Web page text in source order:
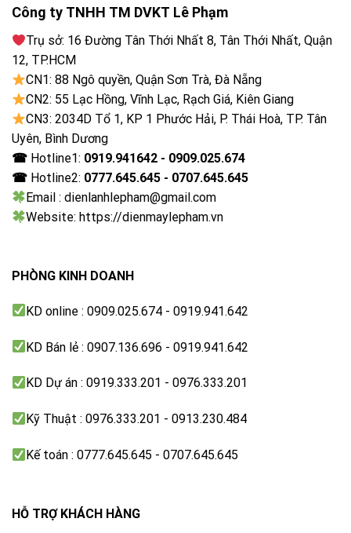
Công ty TNHH TM DVKT Lê Phạm
Trụ sở: 16 Đường Tân Thới Nhất 8, Tân Thới Nhất, Quận
12, TP.HCM
CN1: 88 Ngô quyền, Quận Sơn Trà, Đà Nẵng
CN2: 55 Lạc Hồng, Vĩnh Lạc, Rạch Giá, Kiên Giang
CN3: 2034D Tổ 1, KP 1 Phước Hải, P. Thái Hoà, TP. Tân
Uyên, Bình Dương
☎ Hotline1: 0919.941642 - 0909.025.674
☎ Hotline2: 0777.645.645 - 0707.645.645
Email : dienlanhlepham@gmail.com
Website: https://dienmaylepham.vn
PHÒNG KINH DOANH
KD online : 0909.025.674 - 0919.941.642
KD Bán lẻ : 0907.136.696 - 0919.941.642
KD Dự án : 0919.333.201 - 0976.333.201
Kỹ Thuật : 0976.333.201 - 0913.230.484
Kế toán : 0777.645.645 - 0707.645.645
HỖ TRỢ KHÁCH HÀNG